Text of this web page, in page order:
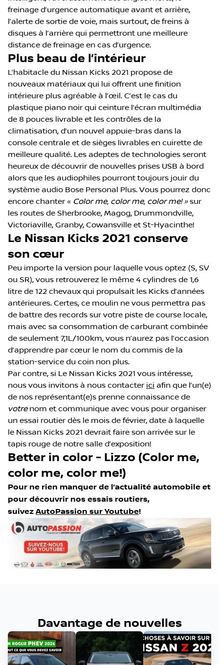
freinage d’urgence automatique avant et arrière,
l’alerte de sortie de voie, mais surtout, de freins à
disques à l’arrière qui permettront une meilleure
distance de freinage en cas d’urgence.
Plus beau de l’intérieur
L’habitacle du Nissan Kicks 2021 propose de
nouveaux matériaux qui lui offrent une finition
intérieure plus agréable à l’œil. C’est le cas du
plastique piano noir qui ceinture l’écran multimédia
de 8 pouces livrable et les contrôles de la
climatisation, d’un nouvel appuie-bras dans la
console centrale et de sièges livrables en cuirette de
meilleure qualité. Les adeptes de technologies seront
heureux de découvrir de nouvelles prises USB à bord
alors que les audiophiles pourront toujours jouir du
système audio Bose Personal Plus. Vous pourrez donc
encore chanter « Color me, color me, color me! » sur
les routes de Sherbrooke, Magog, Drummondville,
Victoriaville, Granby, Cowansville et St-Hyacinthe!
Le Nissan Kicks 2021 conserve
son cœur
Peu importe la version pour laquelle vous optez (S, SV
ou SR), vous retrouverez le même 4 cylindres de 1,6
litre de 122 chevaux qui propulsait les Kicks d’années
antérieures. Certes, ce moulin ne vous permettra pas
de battre des records sur votre piste de course locale,
mais avec sa consommation de carburant combinée
de seulement 7,1L/100km, vous n’aurez pas l’occasion
d’apprendre par cœur le nom du commis de la
station-service du coin non plus.
Par contre, si Le Nissan Kicks 2021 vous intéresse,
nous vous invitons à nous contacter ici afin que l’un(e)
de nos représentant(e)s prenne connaissance de
votrenom et communique avec vous pour organiser
un essai routier dès le mois de février, date à laquelle
le Nissan Kicks 2021 devrait faire son arrivée sur le
tapis rouge de notre salle d’exposition!
Better in color - Lizzo (Color me,
color me, color me!)
Pour ne rien manquer de l’actualité automobile et
pour découvrir nos essais routiers,
suivez AutoPassion sur Youtube!
Davantage de nouvelles